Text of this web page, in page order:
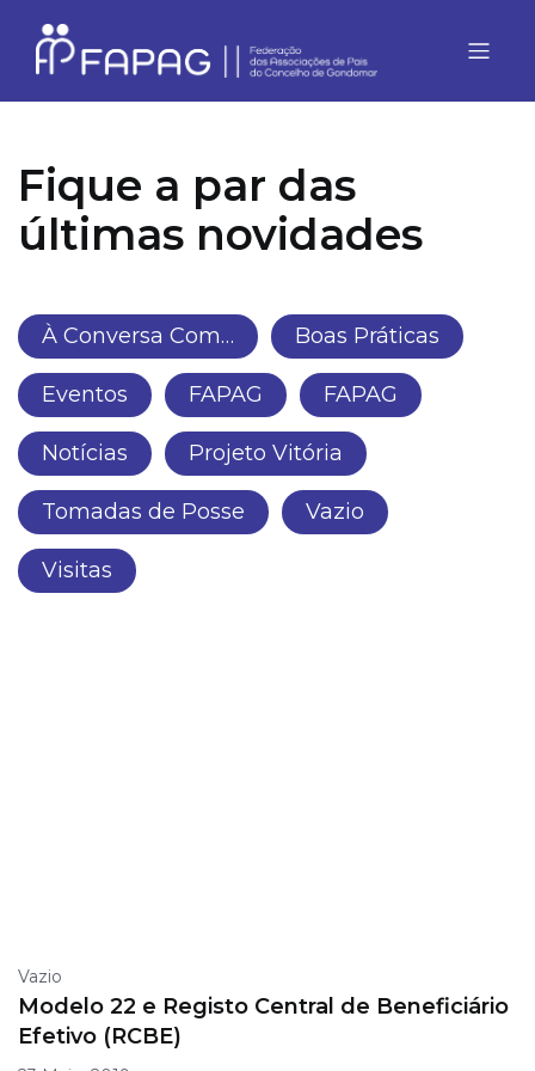
Fique a par das
últimas novidades
À Conversa Com… Boas Práticas
Eventos FAPAG FAPAG
Notícias Projeto Vitória
Tomadas de Posse Vazio
Visitas
Vazio
Modelo 22 e Registo Central de Beneficiário
Efetivo (RCBE)